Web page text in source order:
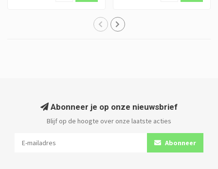
Abonneer je op onze nieuwsbrief
Blijf op de hoogte over onze laatste acties
Abonneer